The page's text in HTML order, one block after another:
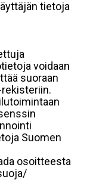
tietoja
voidaan
suoraan
Suomen
osoitteesta